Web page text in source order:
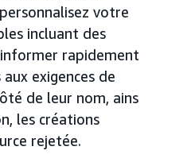
votre
incluant des
rapidement
exigences de
de leur nom, ains
les créations
rejetée.